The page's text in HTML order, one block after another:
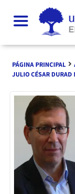
PÁGINA PRINCIPAL
JULIO CÉSAR DURAD